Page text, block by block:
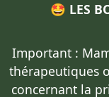
🤩 LES
Important :
thérapeutiques
concernant la